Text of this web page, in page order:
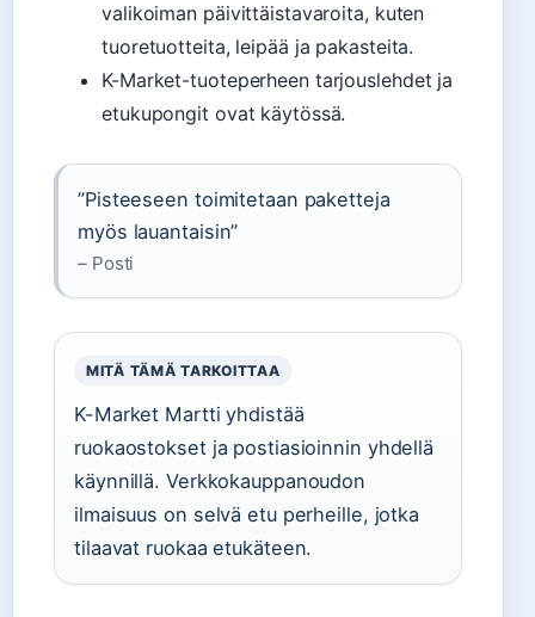
valikoiman päivittäistavaroita, kuten
tuoretuotteita, leipää ja pakasteita.
K-Market-tuoteperheen tarjouslehdet ja
etukupongit ovat käytössä.
”Pisteeseen toimitetaan paketteja
myös lauantaisin”
– Posti
MITÄ TÄMÄ TARKOITTAA
K-Market Martti yhdistää
ruokaostokset ja postiasioinnin yhdellä
käynnillä. Verkkokauppanoudon
ilmaisuus on selvä etu perheille, jotka
tilaavat ruokaa etukäteen.